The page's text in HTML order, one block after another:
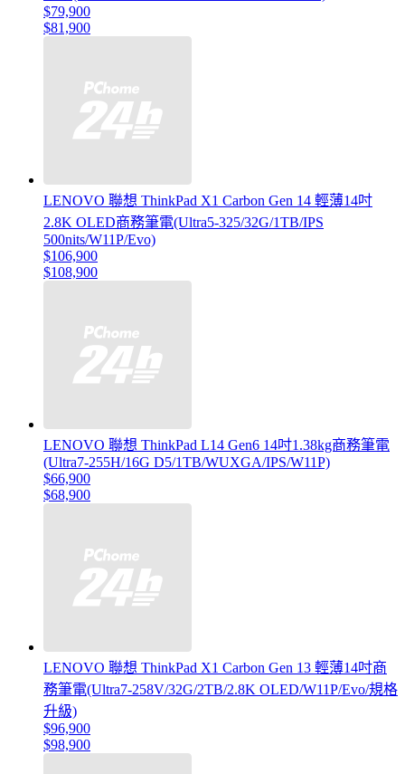
$79,900
$81,900
LENOVO 聯想 ThinkPad X1 Carbon Gen 14 輕薄14吋
2.8K OLED商務筆電(Ultra5-325/32G/1TB/IPS
500nits/W11P/Evo)
$106,900
$108,900
LENOVO 聯想 ThinkPad L14 Gen6 14吋1.38kg商務筆電
(Ultra7-255H/16G D5/1TB/WUXGA/IPS/W11P)
$66,900
$68,900
LENOVO 聯想 ThinkPad X1 Carbon Gen 13 輕薄14吋商
務筆電(Ultra7-258V/32G/2TB/2.8K OLED/W11P/Evo/規格
升級)
$96,900
$98,900